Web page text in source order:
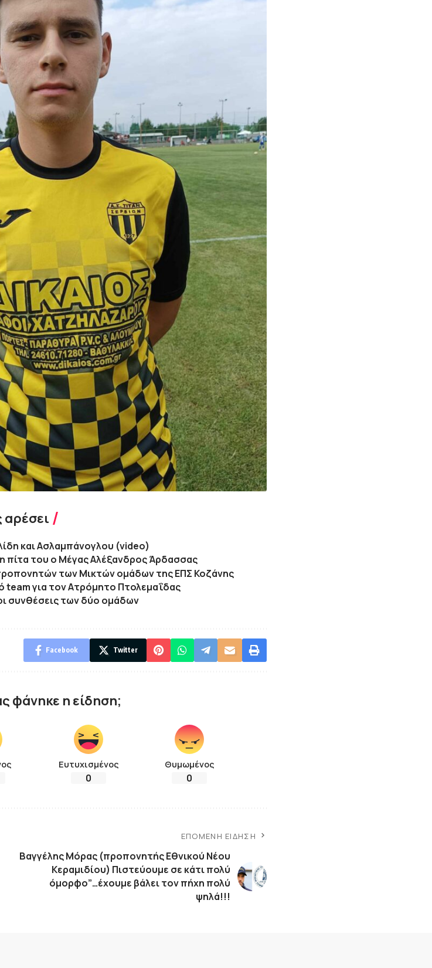
αρέσει
και Ασλαμπάνογλου (video)
πίτα του ο Μέγας Αλέξανδρος Άρδασσας
των Μικτών ομάδων της ΕΠΣ Κοζάνης
για τον Ατρόμητο Πτολεμαΐδας
συνθέσεις των δύο ομάδων
Facebook Twitter
φάνηκε η είδηση;
Ευτυχισμένος
0
Θυμωμένος
0
ΕΠΌΜΕΝΗ ΕΊΔΗΣΗ
Βαγγέλης Μόρας (προπονητής Εθνικού Νέου
Κεραμιδίου) Πιστεύουμε σε κάτι πολύ
όμορφο”…έχουμε βάλει τον πήχη πολύ
ψηλά!!!